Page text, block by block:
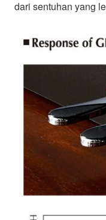
dari sentuhan yang